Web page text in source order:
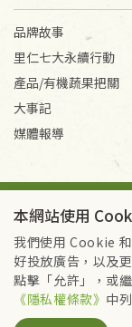
品牌故事
里仁七大永續行動
產品/有機蔬果把關
大事記
媒體報導
Copyright © 2026
里仁網
本網站使用
我們使用 Cookie
好投放廣告，以及
點擊「允許」，或
《隱私權條款》 中